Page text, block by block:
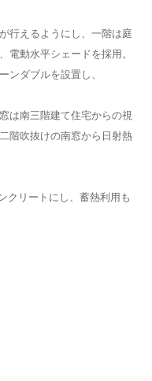
行えるようにし、一階は庭
電動水平シェードを採用。
ンダブルを設置し、
は南三階建て住宅からの視
階吹抜けの南窓から日射熱
クリートにし、蓄熱利用も